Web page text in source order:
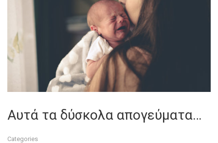
Αυτά τα δύσκολα απογεύματα…
Categories